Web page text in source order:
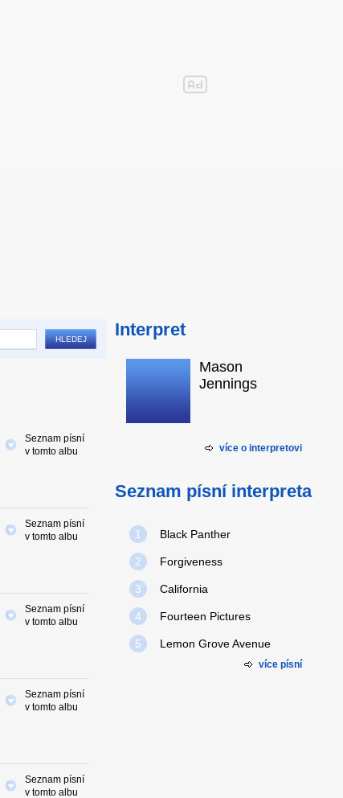
Seznam písní
v tomto albu
Seznam písní
v tomto albu
Seznam písní
v tomto albu
Seznam písní
v tomto albu
Seznam písní
v tomto albu
Interpret
Mason
Jennings
více o interpretovi
Seznam písní interpreta
1 Black Panther
2 Forgiveness
3 California
4 Fourteen Pictures
5 Lemon Grove Avenue
více písní